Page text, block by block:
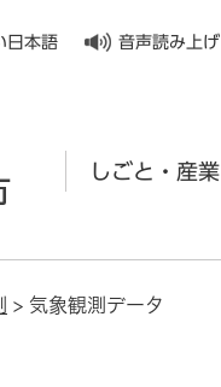
日本語 音声読み上げ
しごと・産業
> 気象観測データ